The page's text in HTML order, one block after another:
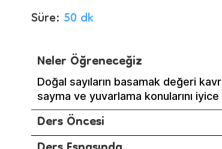
Süre:50 dk
Neler Öğreneceğiz
Doğal sayıların basamak değeri
sayma ve yuvarlama konularını
Ders Öncesi